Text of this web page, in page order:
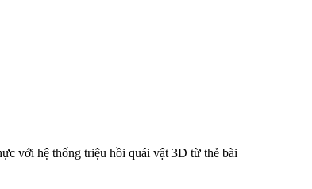
với hệ thống triệu hồi quái vật 3D từ thẻ bài